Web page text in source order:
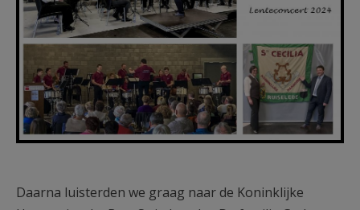
Daarna luisterden we graag naar de Koninklijke